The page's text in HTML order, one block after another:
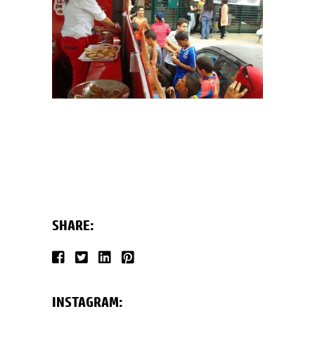
SHARE:
INSTAGRAM: